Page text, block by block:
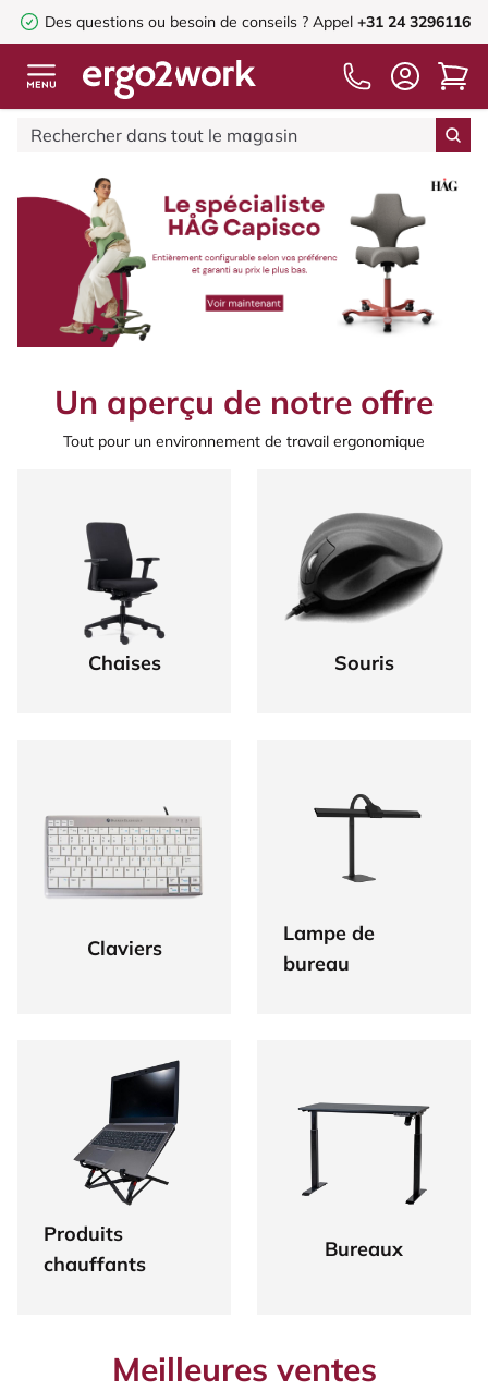
Des questions ou besoin de conseils ?Appel +31 24 3296116
Meilleures ventes
Un aperçu de notre offre
Tout pour un environnement de travail ergonomique
Chaises Souris
Claviers
Lampe de
bureau
Produits
chauffants
Bureaux